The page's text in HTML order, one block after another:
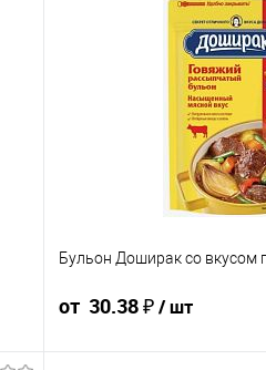
Бульон Доширак со вкусом
от 30.38 ₽/ шт